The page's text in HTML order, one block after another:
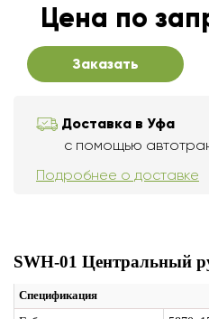
Цена по
Заказать
Доставка в Уфа
с помощью
Подробнее о доставке
SWH-01 Центральный
Спецификация